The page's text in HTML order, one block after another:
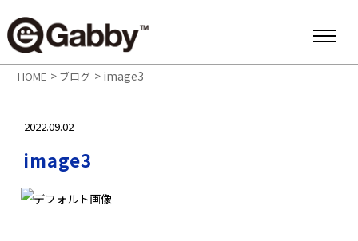
HOME > ブログ > image3
2022.09.02
image3